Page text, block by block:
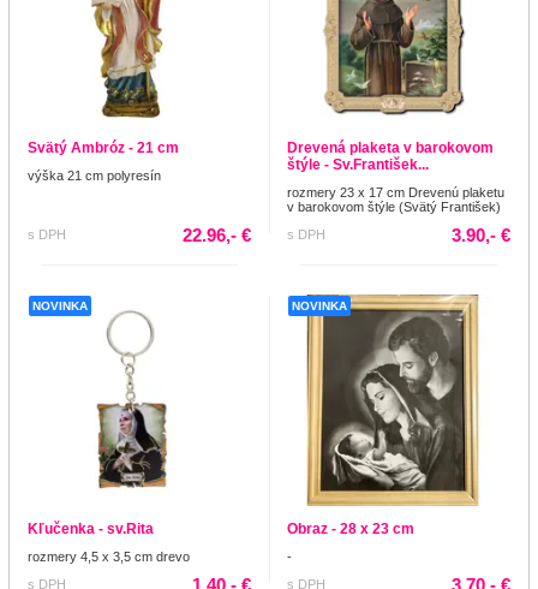
Svätý Ambróz - 21 cm
výška 21 cm polyresín
s DPH 22.96,- €
Drevená plaketa v barokovom
štýle - Sv.František...
rozmery 23 x 17 cm Drevenú plaketu
v barokovom štýle (Svätý František)
s DPH
3.90,- €
NOVINKA
Kľučenka - sv.Rita
rozmery 4,5 x 3,5 cm drevo
s DPH
1.40,- €
NOVINKA
Obraz - 28 x 23 cm
-
s DPH
3.70,- €